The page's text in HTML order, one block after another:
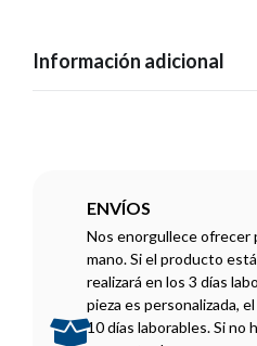
Información adicional
ENVÍOS
Nos enorgullece ofrecer
mano. Si el producto
realizará en los 3 días
pieza es personalizada,
10 días laborables. Si no